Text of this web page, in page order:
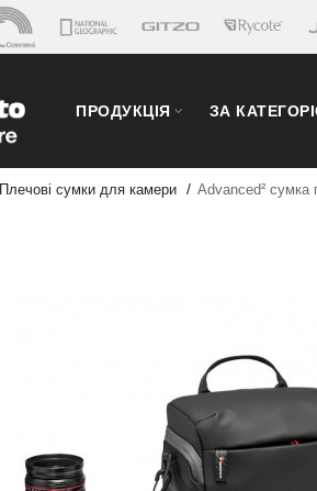
ПРОДУКЦІЯ ЗА
Плечові сумки для камери Advanced²